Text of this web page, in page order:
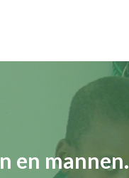
en mannen.